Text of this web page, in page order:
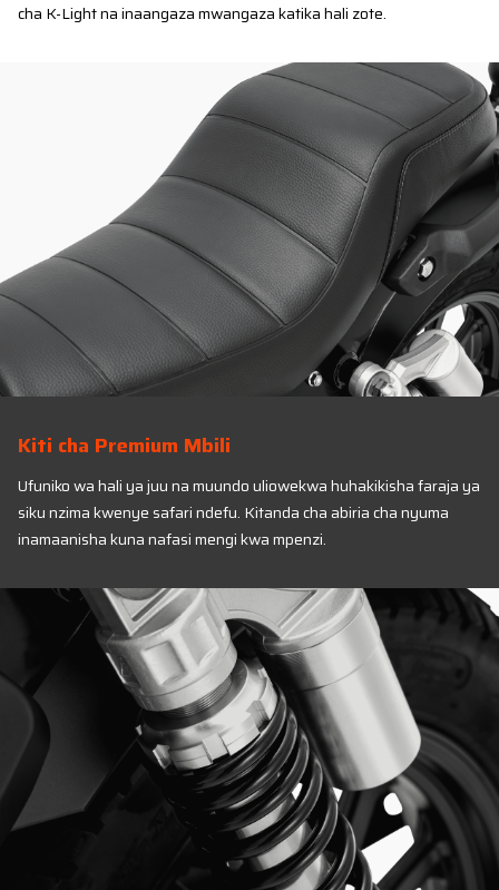
cha K-Light na inaangaza mwangaza katika hali zote.
Kiti cha Premium Mbili
Ufuniko wa hali ya juu na muundo uliowekwa huhakikisha faraja ya
siku nzima kwenye safari ndefu. Kitanda cha abiria cha nyuma
inamaanisha kuna nafasi mengi kwa mpenzi.